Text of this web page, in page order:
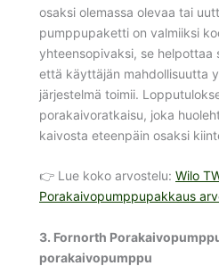
osaksi olemassa olevaa tai
pumppupaketti on valmiiksi
yhteensopivaksi, se helpottaa
että käyttäjän mahdollisuutta
järjestelmä toimii.
porakaivoratkaisu, joka
kaivosta eteenpäin osaksi
👉 Lue koko arvostelu: Wilo
Porakaivopumppupakkaus
3. Fornorth
porakaivopumppu